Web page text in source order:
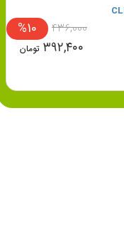
%10 ۴۳۶,۰۰۰
۳۹۲,۴۰۰ تومان